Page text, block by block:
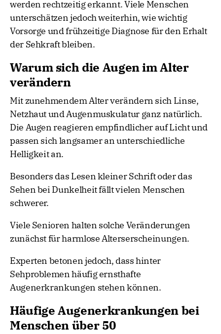
werden rechtzeitig erkannt. Viele Menschen
unterschätzen jedoch weiterhin, wie wichtig
Vorsorge und frühzeitige Diagnose für den Erhalt
der Sehkraft bleiben.
Warum sich die Augen im Alter
verändern
Mit zunehmendem Alter verändern sich Linse,
Netzhaut und Augenmuskulatur ganz natürlich.
Die Augen reagieren empfindlicher auf Licht und
passen sich langsamer an unterschiedliche
Helligkeit an.
Besonders das Lesen kleiner Schrift oder das
Sehen bei Dunkelheit fällt vielen Menschen
schwerer.
Viele Senioren halten solche Veränderungen
zunächst für harmlose Alterserscheinungen.
Experten betonen jedoch, dass hinter
Sehproblemen häufig ernsthafte
Augenerkrankungen stehen können.
Häufige Augenerkrankungen bei
Menschen über 50